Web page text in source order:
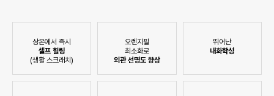
상온에서 즉시
셀프 힐링
(생활 스크래치)
오렌지필
최소화로
외관 선명도 향상
뛰어난
내화학성